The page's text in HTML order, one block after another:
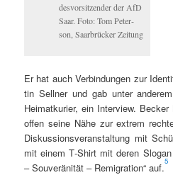
desvor­sitzen­der der AfD
Saar. Foto: Tom Peter­
son, Saar­brück­er Zeitung
Er hat auch Verbindun­gen zur
tin Sell­ner und gab unter
Heimatkuri­er, ein Inter­view.
offen seine Nähe zur extrem
Diskus­sionsver­anstal­tung mit
mit einem T‑Shirt mit deren
– Sou­veränität – Rem­i­gra­tion“ auf.5